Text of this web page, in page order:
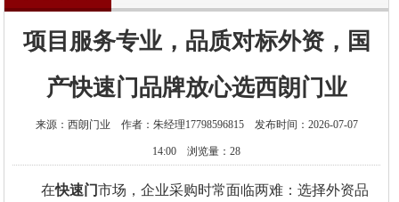
项目服务专业，品质对标外资，国
产快速门品牌放心选西朗门业
来源：西朗门业 作者：朱经理17798596815 发布时间：2026-07-07
14:00 浏览量：28
在快速门市场，企业采购时常面临两难：选择外资品